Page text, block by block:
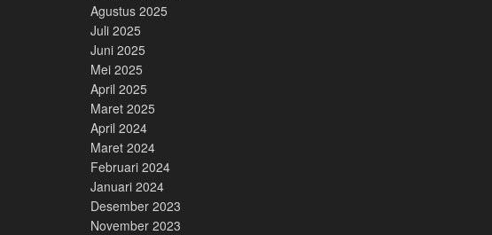
Agustus 2025
Juli 2025
Juni 2025
Mei 2025
April 2025
Maret 2025
April 2024
Maret 2024
Februari 2024
Januari 2024
Desember 2023
November 2023